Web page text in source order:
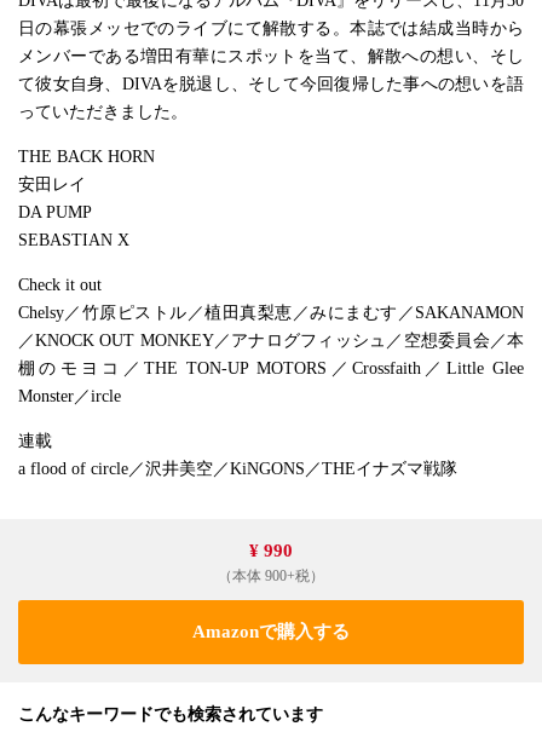
日の幕張メッセでのライブにて解散する。本誌では結成当時から
メンバーである増田有華にスポットを当て、解散への想い、そし
て彼女自身、DIVAを脱退し、そして今回復帰した事への想いを語
っていただきました。
THE BACK HORN
安田レイ
DA PUMP
SEBASTIAN X
Check it out
Chelsy／竹原ピストル／植田真梨恵／みにまむす／SAKANAMON
／KNOCK OUT MONKEY／アナログフィッシュ／空想委員会／本
棚のモヨコ／THE TON-UP MOTORS／Crossfaith／Little Glee
Monster／ircle
連載
a flood of circle／沢井美空／KiNGONS／THEイナズマ戦隊
¥ 990
（本体 900+税）
Amazonで購入する
こんなキーワードでも検索されています